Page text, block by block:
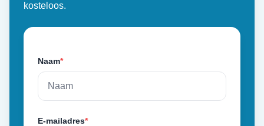
kosteloos.
Naam*
E-mailadres*